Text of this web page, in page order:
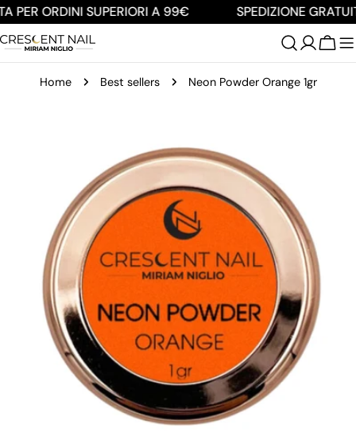
Salta
contenuto
PER ORDINI SUPERIORI A 99€ SPEDIZIONE
Home Best sellers Neon Powder Orange 1gr
supporto 0 in modalità modale